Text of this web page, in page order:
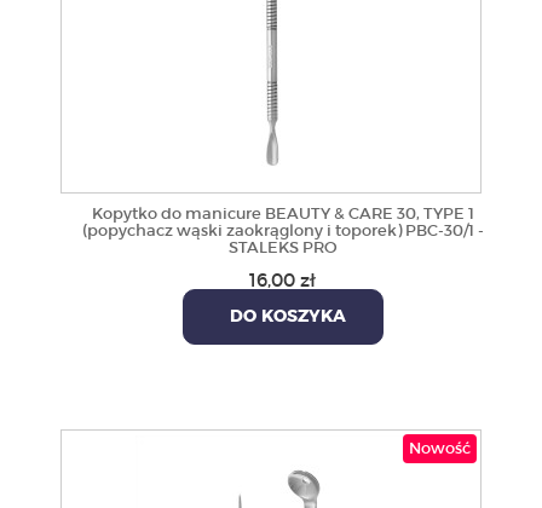
Kopytko do manicure BEAUTY & CARE 30, TYPE 1
(popychacz wąski zaokrąglony i toporek) PBC-30/1 -
STALEKS PRO
16,00 zł
DO KOSZYKA
Nowość